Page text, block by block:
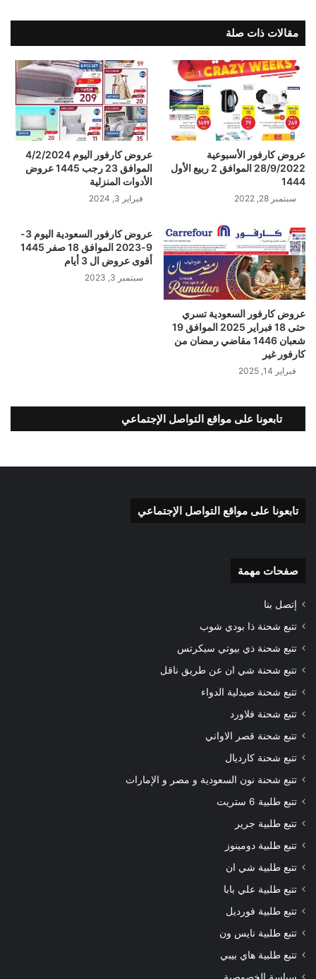
مقالات ذات صلة
عروض كارفور الأسبوعية
28/9/2022 الموافق 2 ربيع الأول
1444
سبتمبر 28, 2022
عروض كارفور اليوم 4/2/2024
الموافق 23 رجب 1445 عروض
الأدوات المنزلية
فبراير 3, 2024
عروض كارفور السعودية تسري
حتى 18 فبراير 2025 الموافق 19
شعبان 1446 مقاضي رمضان من
كارفور غير
فبراير 14, 2025
عروض كارفور السعودية اليوم 3-
9-2023 الموافق 18 صفر 1445
أقوى عروض ال 3 أيام
سبتمبر 3, 2023
تابعونا على مواقع التواصل الإجتماعي
تابعونا على مواقع التواصل الإجتماعي
صفحات مهمة
إتصل بنا
تتبع شحنة ذا بودي شوب
تتبع شحنة ذي بيوتي سيكرتس
تتبع شحنة شي ان عن طريق ناقل
تتبع شحنة صيدلية الدواء
تتبع شحنة فلاورد
تتبع شحنة قصر الاواني
تتبع شحنة كارديال
تتبع شحنة نون السعودية و مصر و الإمارات
تتبع طلبية 6 ستريت
تتبع طلبية جرير
تتبع طلبية دومينوز
تتبع طلبية شي ان
تتبع طلبية علي بابا
تتبع طلبية فورديل
تتبع طلبية نايس ون
تتبع طلبية هاي بيبي